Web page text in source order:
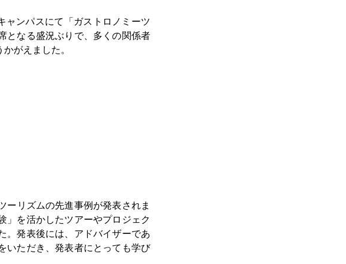
ャンパスにて「ガストロノミーツ
となる盛況ぶりで、多くの関係者
がえました。
ーリズムの先進事例が発表されま
」を活かしたツアーやプロジェク
。発表後には、アドバイザーであ
いただき、発表者にとっても学び